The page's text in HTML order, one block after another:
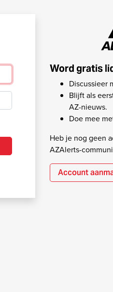
Word gratis
Discussieer
Blijft als
AZ-nieuws.
Doe mee
Heb je nog geen
AZAlerts-
Account